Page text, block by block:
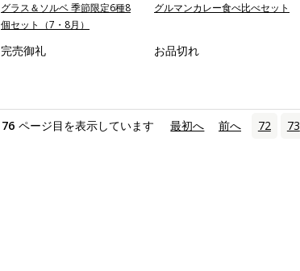
グラス＆ソルベ 季節限定6種8
個セット（7・8月）
完売御礼
グルマンカレー食べ比べセット
お品切れ
76 ページ目を表示しています 最初へ 前へ 72 73